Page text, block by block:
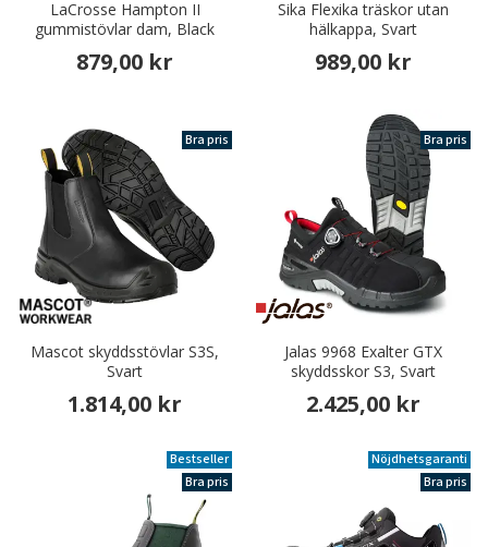
LaCrosse Hampton II
gummistövlar dam, Black
879,00 kr
Sika Flexika träskor utan
hälkappa, Svart
989,00 kr
Bra pris
Mascot skyddsstövlar S3S,
Svart
1.814,00 kr
Bra pris
Jalas 9968 Exalter GTX
skyddsskor S3, Svart
2.425,00 kr
Bestseller
Bra pris
Nöjdhetsgaranti
Bra pris